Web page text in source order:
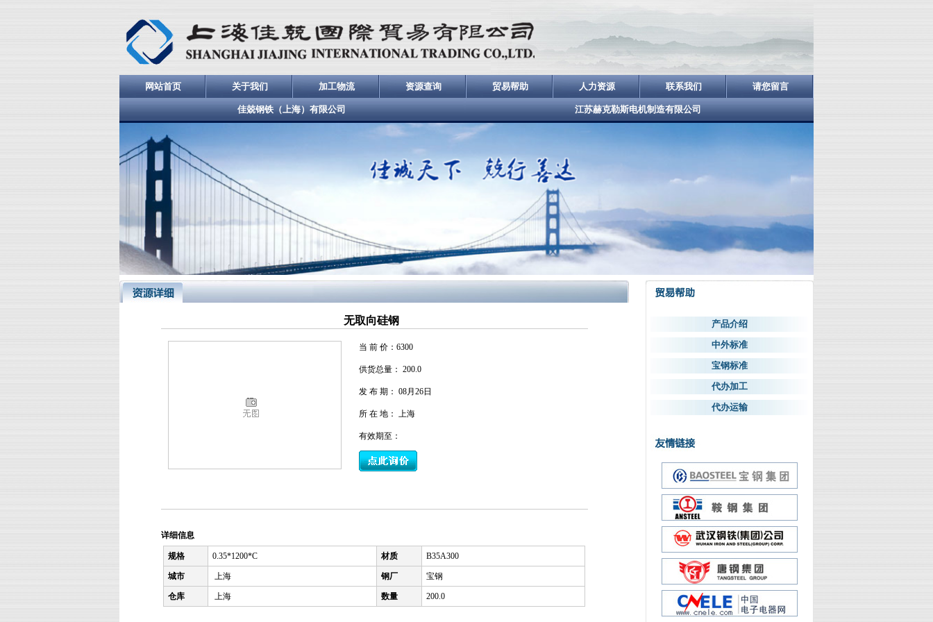
网站首页 关于我们 加工物流 资源查询 贸易帮助 人力资源 联系我们 请您留言
佳兢钢铁（上海）有限公司 江苏赫克勒斯电机制造有限公司
无取向硅钢
当 前 价： 6300
供货总量： 200.0
发 布 期： 08月26日
所 在 地： 上海
有效期至：
详细信息
规格 0.35*1200*C 材质 B35A300
城市 上海 钢厂 宝钢
仓库 上海 数量 200.0
产品介绍
中外标准
宝钢标准
代办加工
代办运输